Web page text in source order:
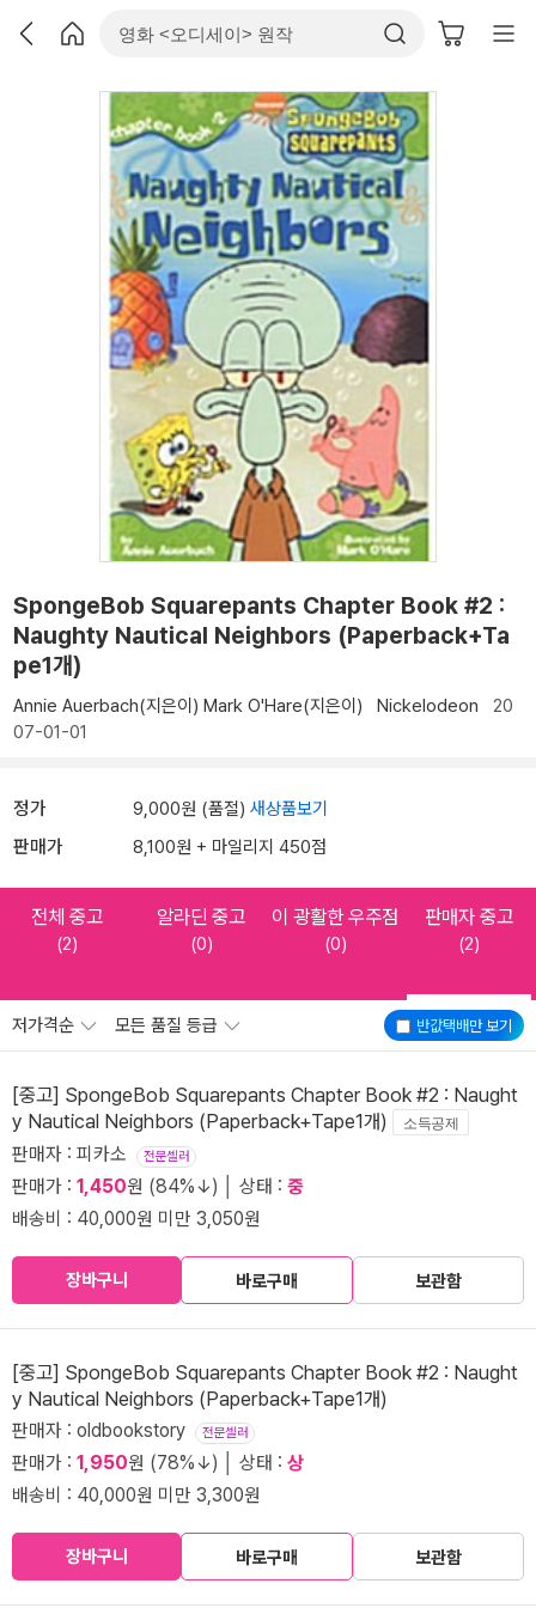
SpongeBob Squarepants Chapter Book #2 :
Naughty Nautical Neighbors (Paperback+Ta
pe1개)
Annie Auerbach(지은이) Mark O'Hare(지은이) Nickelodeon 20
07-01-01
정가 9,000원 (품절) 새상품보기
판매가 8,100원 + 마일리지 450점
전체 중고
(2)
알라딘 중고
(0)
이 광활한 우주점
(0)
판매자 중고
(2)
반값택배만 보기
저가격순 모든 품질 등급
[중고] SpongeBob Squarepants Chapter Book #2 : Naught
y Nautical Neighbors (Paperback+Tape1개)
소득공제
판매자 : 피카소 전문셀러
판매가 : 1,450원 (84%↓) │ 상태 : 중
배송비 : 40,000원 미만 3,050원
장바구니 바로구매 보관함
[중고] SpongeBob Squarepants Chapter Book #2 : Naught
y Nautical Neighbors (Paperback+Tape1개)
판매자 : oldbookstory 전문셀러
판매가 : 1,950원 (78%↓) │ 상태 : 상
배송비 : 40,000원 미만 3,300원
장바구니 바로구매 보관함